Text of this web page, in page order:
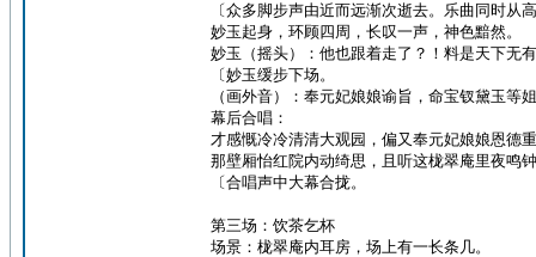
〔众多脚步声由近而远渐次逝去。乐曲同时从
妙玉起身，环顾四周，长叹一声，神色黯然。
妙玉（摇头）：他也跟着走了？！料是天下无
〔妙玉缓步下场。
（画外音）：奉元妃娘娘谕旨，命宝钗黛玉
幕后合唱：
才感慨冷冷清清大观园，偏又奉元妃娘娘恩德
那壁厢怡红院内动绮思，且听这栊翠庵里夜鸣
〔合唱声中大幕合拢。
第三场：饮茶乞杯
场景：栊翠庵内耳房，场上有一长条几。